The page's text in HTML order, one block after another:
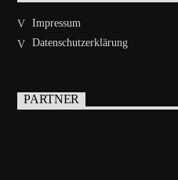
Impressum
Datenschutzerklärung
PARTNER